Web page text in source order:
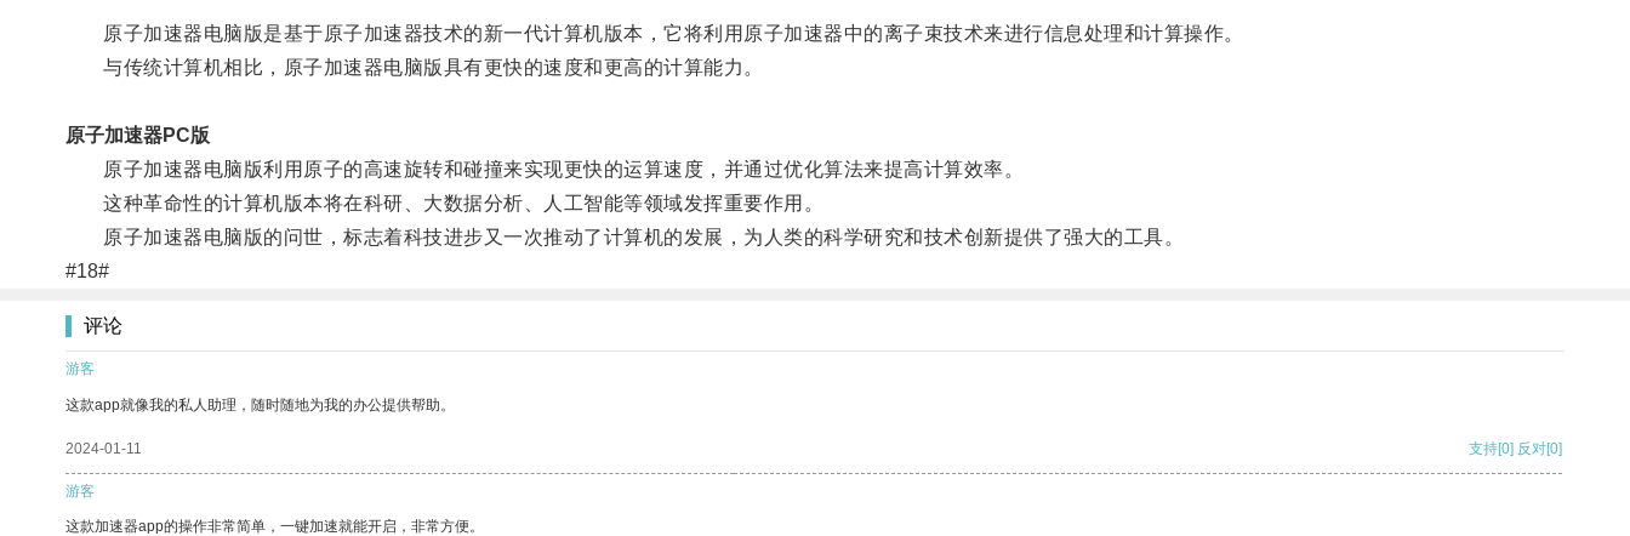
原子加速器电脑版是基于原子加速器技术的新一代计算机版本，它将利用原子加速器中的离子束技术来进行信息处理和计算操作。
与传统计算机相比，原子加速器电脑版具有更快的速度和更高的计算能力。
原子加速器PC版
原子加速器电脑版利用原子的高速旋转和碰撞来实现更快的运算速度，并通过优化算法来提高计算效率。
这种革命性的计算机版本将在科研、大数据分析、人工智能等领域发挥重要作用。
原子加速器电脑版的问世，标志着科技进步又一次推动了计算机的发展，为人类的科学研究和技术创新提供了强大的工具。
#18#
评论
游客
这款app就像我的私人助理，随时随地为我的办公提供帮助。
2024-01-11 支持[0] 反对[0]
游客
这款加速器app的操作非常简单，一键加速就能开启，非常方便。